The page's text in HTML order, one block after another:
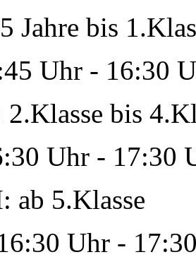
Jahre bis
Uhr - 16:30
bis
Uhr - 17:30
ab 5.Klasse
Uhr -